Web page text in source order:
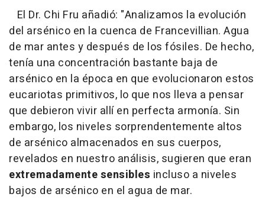
El Dr. Chi Fru añadió: "Analizamos la evolución
del arsénico en la cuenca de Francevillian. Agua
de mar antes y después de los fósiles. De hecho,
tenía una concentración bastante baja de
arsénico en la época en que evolucionaron estos
eucariotas primitivos, lo que nos lleva a pensar
que debieron vivir allí en perfecta armonía. Sin
embargo, los niveles sorprendentemente altos
de arsénico almacenados en sus cuerpos,
revelados en nuestro análisis, sugieren que eran
extremadamente sensibles incluso a niveles
bajos de arsénico en el agua de mar.